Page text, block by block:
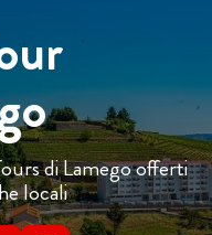
di Lamego offerti
locali